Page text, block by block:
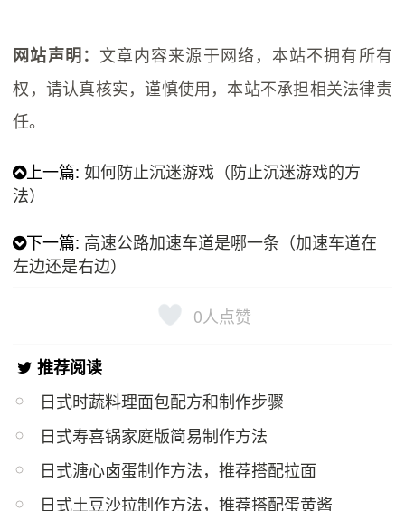
网站声明： 文章内容来源于网络，本站不拥有所有
权，请认真核实，谨慎使用，本站不承担相关法律责
任。
上一篇:如何防止沉迷游戏（防止沉迷游戏的方
法）
下一篇: 高速公路加速车道是哪一条（加速车道在
左边还是右边）
0人点赞
推荐阅读
日式时蔬料理面包配方和制作步骤
日式寿喜锅家庭版简易制作方法
日式溏心卤蛋制作方法，推荐搭配拉面
日式土豆沙拉制作方法，推荐搭配蛋黄酱